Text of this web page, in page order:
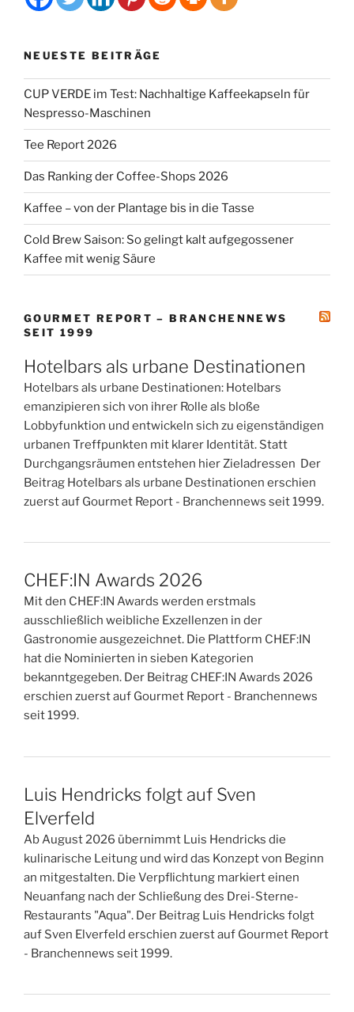
NEUESTE BEITRÄGE
CUP VERDE im Test: Nachhaltige Kaffeekapseln für
Nespresso-Maschinen
Tee Report 2026
Das Ranking der Coffee-Shops 2026
Kaffee – von der Plantage bis in die Tasse
Cold Brew Saison: So gelingt kalt aufgegossener
Kaffee mit wenig Säure
GOURMET REPORT – BRANCHENNEWS
SEIT 1999
Hotelbars als urbane Destinationen
Hotelbars als urbane Destinationen: Hotelbars
emanzipieren sich von ihrer Rolle als bloße
Lobbyfunktion und entwickeln sich zu eigenständigen
urbanen Treffpunkten mit klarer Identität. Statt
Durchgangsräumen entstehen hier Zieladressen Der
Beitrag Hotelbars als urbane Destinationen erschien
zuerst auf Gourmet Report - Branchennews seit 1999.
CHEF:IN Awards 2026
Mit den CHEF:IN Awards werden erstmals
ausschließlich weibliche Exzellenzen in der
Gastronomie ausgezeichnet. Die Plattform CHEF:IN
hat die Nominierten in sieben Kategorien
bekanntgegeben. Der Beitrag CHEF:IN Awards 2026
erschien zuerst auf Gourmet Report - Branchennews
seit 1999.
Luis Hendricks folgt auf Sven
Elverfeld
Ab August 2026 übernimmt Luis Hendricks die
kulinarische Leitung und wird das Konzept von Beginn
an mitgestalten. Die Verpflichtung markiert einen
Neuanfang nach der Schließung des Drei-Sterne-
Restaurants "Aqua". Der Beitrag Luis Hendricks folgt
auf Sven Elverfeld erschien zuerst auf Gourmet Report
- Branchennews seit 1999.